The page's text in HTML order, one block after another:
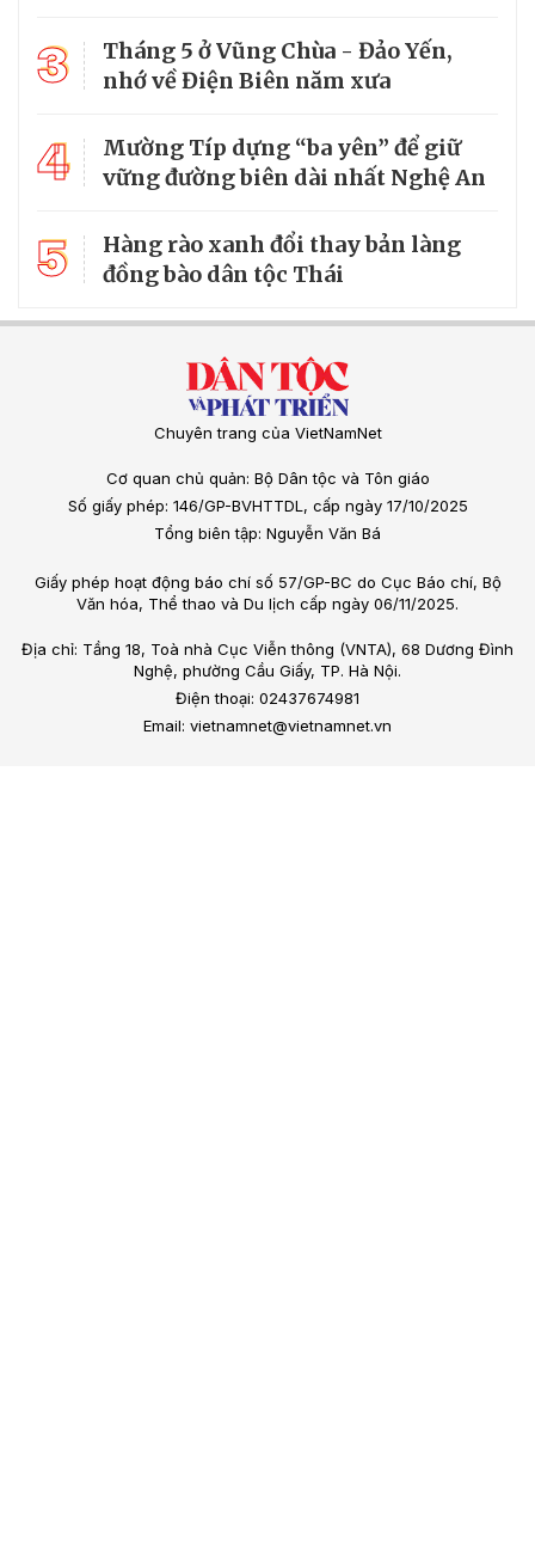
3
Tháng 5 ở Vũng Chùa - Đảo Yến,
nhớ về Điện Biên năm xưa
4
Mường Típ dựng “ba yên” để giữ
vững đường biên dài nhất Nghệ An
5
Hàng rào xanh đổi thay bản làng
đồng bào dân tộc Thái
Chuyên trang của VietNamNet
Cơ quan chủ quản: Bộ Dân tộc và Tôn giáo
Số giấy phép: 146/GP-BVHTTDL, cấp ngày 17/10/2025
Tổng biên tập: Nguyễn Văn Bá
Giấy phép hoạt động báo chí số 57/GP-BC do Cục Báo chí, Bộ
Văn hóa, Thể thao và Du lịch cấp ngày 06/11/2025.
Địa chỉ: Tầng 18, Toà nhà Cục Viễn thông (VNTA), 68 Dương Đình
Nghệ, phường Cầu Giấy, TP. Hà Nội.
Điện thoại: 02437674981
Email: vietnamnet@vietnamnet.vn